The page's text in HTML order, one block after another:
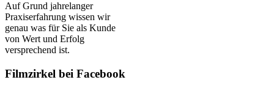
Auf Grund jahrelanger
Praxiserfahrung wissen wir
genau was für Sie als Kunde
von Wert und Erfolg
versprechend ist.
Filmzirkel bei Facebook